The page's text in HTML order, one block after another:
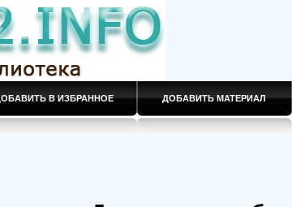
В ИЗБРАННОЕ ДОБАВИТЬ МАТЕРИАЛ